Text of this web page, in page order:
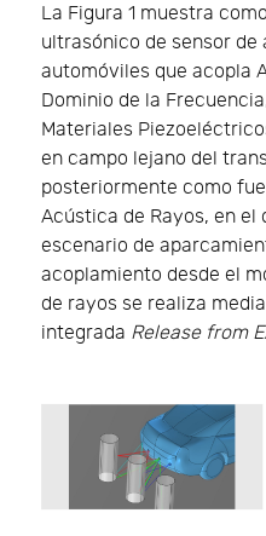
La Figura 1 muestra
ultrasónico de sensor
automóviles que acopla
Dominio de la
Materiales
en campo lejano del
posteriormente como
Acústica de Rayos, en el
escenario de
acoplamiento desde el
de rayos se realiza
integrada Release from